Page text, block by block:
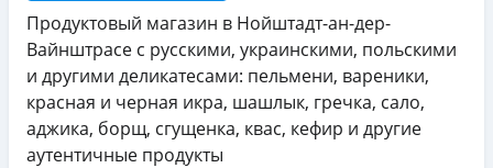
Продуктовый магазин в Нойштадт-ан-дер-
Вайнштрасе с русскими, украинскими, польскими
и другими деликатесами: пельмени, вареники,
красная и черная икра, шашлык, гречка, сало,
аджика, борщ, сгущенка, квас, кефир и другие
аутентичные продукты